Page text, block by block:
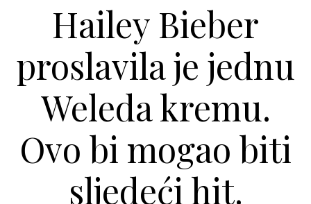
Hailey Bieber
proslavila je jednu
Weleda kremu.
Ovo bi mogao biti
sljedeći hit.